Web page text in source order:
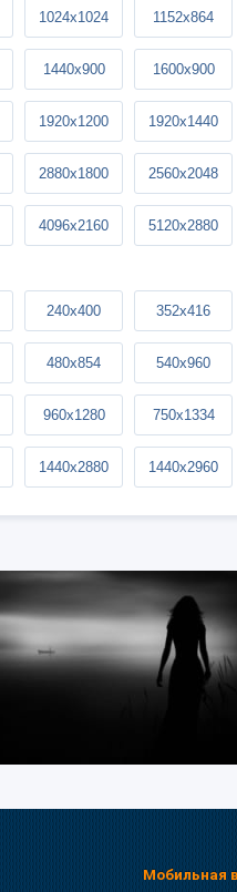
1024x1024 1152x864
1440x900 1600x900
1920x1200 1920x1440
2880x1800 2560x2048
4096x2160 5120x2880
240x400 352x416
480x854 540x960
960x1280 750x1334
1440x2880 1440x2960
Мобильная